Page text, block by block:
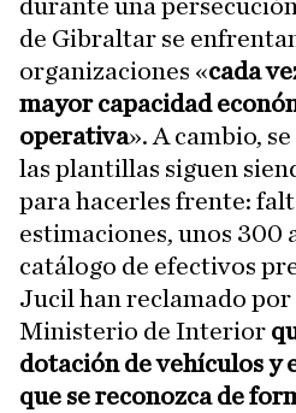
durante una
de Gibraltar se
organizaciones «cada
mayor capacidad
operativa». A cambio,
las plantillas siguen
para hacerles frente:
estimaciones, unos 300
catálogo de efectivos
Jucil han reclamado por
Ministerio de Interior
dotación de vehículos y
que se reconozca de